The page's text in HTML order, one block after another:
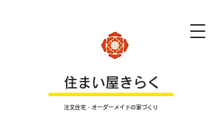
​住まい屋きらく
注文住宅・オーダーメイドの家づくり